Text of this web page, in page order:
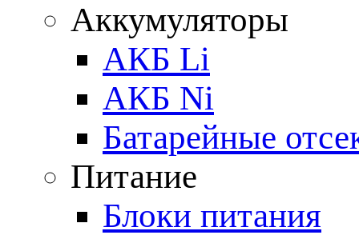
Аккумуляторы
АКБ Li
АКБ Ni
Батарейные
Питание
Блоки питания